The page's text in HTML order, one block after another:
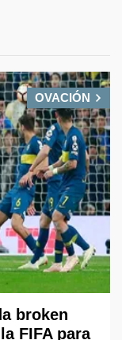
OVACIÓN
broken
FIFA para